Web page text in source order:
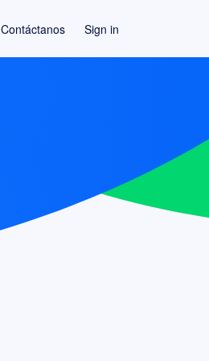
Contáctanos Sign in